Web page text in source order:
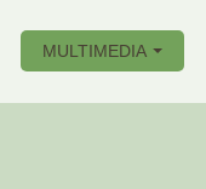
MULTIMEDIA